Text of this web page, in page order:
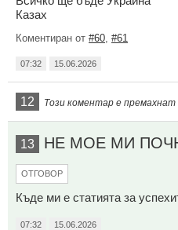
Казах
Коментиран от #60 #61
07:32 15.06.2026
12 Този коментар е
13 НЕ МОЕ МИ
ОТГОВОР
Къде ми е статията за
07:32 15.06.2026